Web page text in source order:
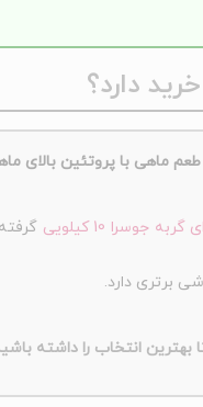
دارد؟
طعم ماهی با پروتئین بالای
جوسرا 10 کیلویی
انتخاب را داشته